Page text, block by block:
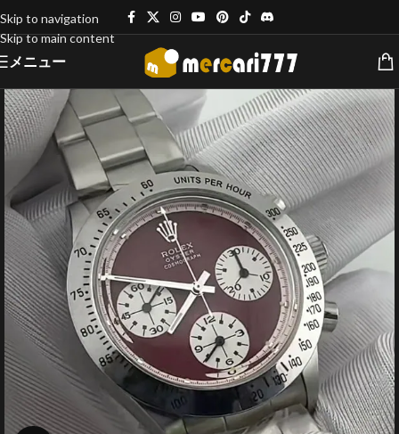
Skip to navigation
Skip to main content
メニュー